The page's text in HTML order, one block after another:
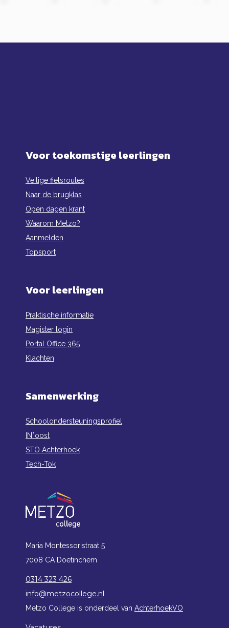
Voor toekomstige leerlingen
Veilige fietsroutes
Naar de brugklas
Open dagen krant
Waarom Metzo?
Aanmelden
Topsport
Voor leerlingen
Praktische informatie
Magister login
Portal Office 365
Klachten
Samenwerking
Schoolondersteuningsprofiel
IN*oost
STO Achterhoek
Tech-Tok
Maria Montessoristraat 5
7008 CA Doetinchem
0314 323 426
info@metzocollege.nl
Metzo College is onderdeel van AchterhoekVO